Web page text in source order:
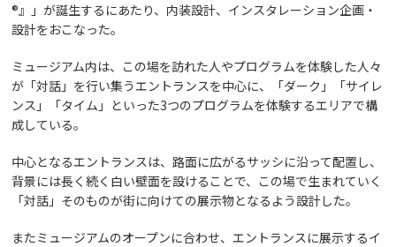
®️』」が誕生するにあたり、内装設計、インスタレーション企画・
設計をおこなった。
ミュージアム内は、この場を訪れた人やプログラムを体験した人々
が「対話」を行い集うエントランスを中心に、「ダーク」「サイレ
ンス」「タイム」といった3つのプログラムを体験するエリアで構
成している。
中心となるエントランスは、路面に広がるサッシに沿って配置し、
背景には長く続く白い壁面を設けることで、この場で生まれていく
「対話」そのものが街に向けての展示物となるよう設計した。
またミュージアムのオープンに合わせ、エントランスに展示するイ